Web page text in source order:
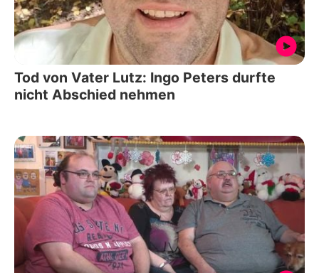
Tod von Vater Lutz: Ingo Peters durfte
nicht Abschied nehmen